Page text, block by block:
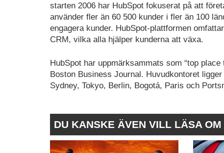
starten 2006 har HubSpot fokuserat på att
använder fler än 60 500 kunder i fler än 100
engagera kunder. HubSpot-plattformen
CRM, vilka alla hjälper kunderna att växa.
HubSpot har uppmärksammats som “top
Boston Business Journal. Huvudkontoret
Sydney, Tokyo, Berlin, Bogotá, Paris och
DU KANSKE ÄVEN VILL LÄSA OM